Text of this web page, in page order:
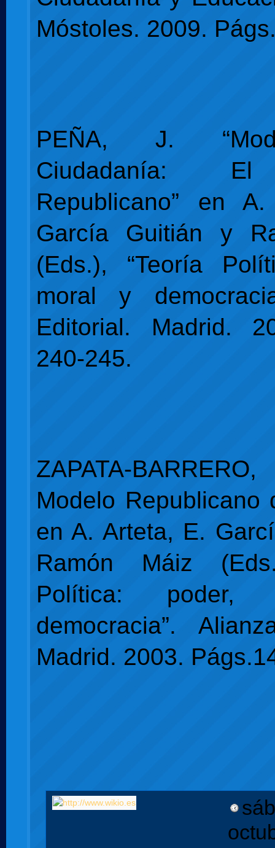
Móstoles. 2009.
PEÑA, J.
Ciudadanía:
Republicano” en
García Guitián y
(Eds.), “Teoría
moral y
Editorial. Madrid.
240-245.
ZAPATA-
Modelo Republicano
en A. Arteta, E.
Ramón Máiz
Política:
democracia”.
Madrid. 2003.